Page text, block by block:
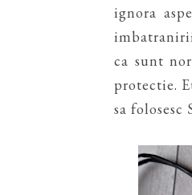
ignora
ca sunt
protectie.
sa folosesc